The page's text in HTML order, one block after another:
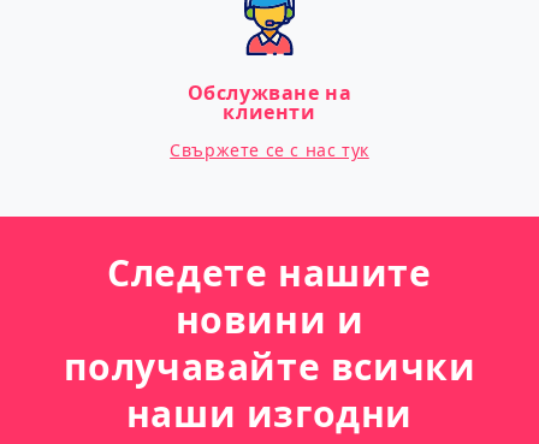
Обслужване на
клиенти
Свържете се с нас тук
Следете нашите
новини и
получавайте всички
наши изгодни